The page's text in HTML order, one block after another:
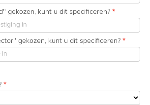
gekozen, kunt u dit specificeren? *
gekozen, kunt u dit specificeren? *
*